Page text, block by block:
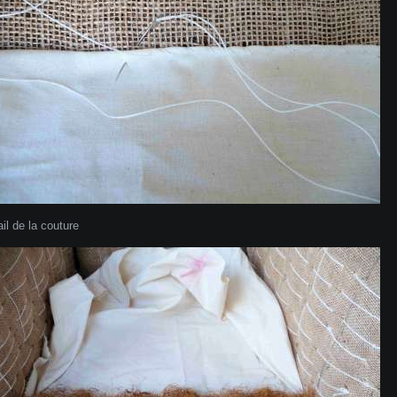
de la couture